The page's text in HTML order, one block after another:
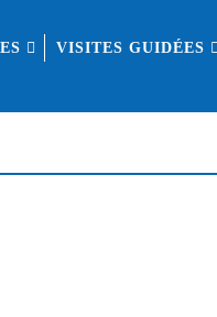
VISITES GUIDÉES